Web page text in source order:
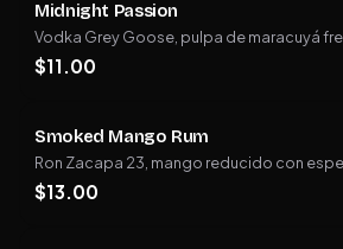
Midnight Passion
Vodka Grey Goose, pulpa de maracuyá
$11.00
Smoked Mango Rum
Ron Zacapa 23, mango reducido con
$13.00